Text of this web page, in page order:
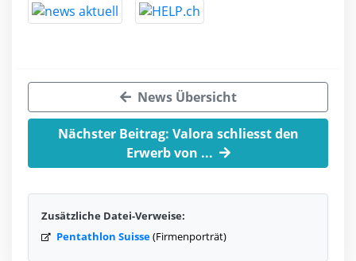
News Übersicht
Nächster Beitrag: Valora schliesst den
Erwerb von ...
Zusätzliche Datei-Verweise:
Pentathlon Suisse(Firmenporträt)